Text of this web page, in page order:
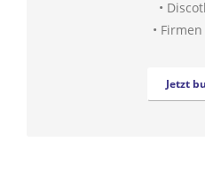
•
•
Jetzt